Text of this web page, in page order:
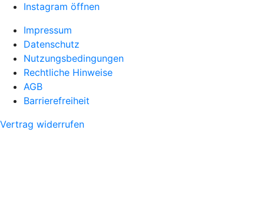
Instagram öffnen
Impressum
Datenschutz
Nutzungsbedingungen
Rechtliche Hinweise
AGB
Barrierefreiheit
Vertrag widerrufen